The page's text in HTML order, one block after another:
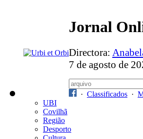
Jornal
Directora:
7 de agosto de
· Classificados ·
UBI
Covilhã
Região
Desporto